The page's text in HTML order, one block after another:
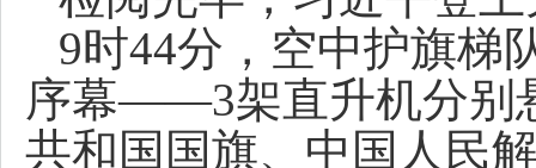
9时44分，空中护旗梯
序幕——3架直升机分别
共和国国旗、中国人民